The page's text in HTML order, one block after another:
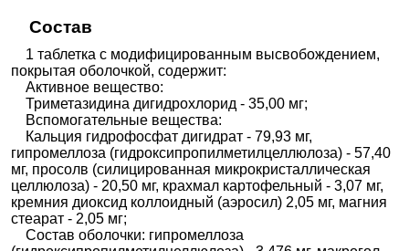
Состав
1 таблетка с модифицированным высвобождением,
покрытая оболочкой, содержит:
Активное вещество:
Триметазидина дигидрохлорид - 35,00 мг;
Вспомогательные вещества:
Кальция гидрофосфат дигидрат - 79,93 мг,
гипромеллоза (гидроксипропилметилцеллюлоза) - 57,40
мг, просолв (силицированная микрокристаллическая
целлюлоза) - 20,50 мг, крахмал картофельный - 3,07 мг,
кремния диоксид коллоидный (аэросил) 2,05 мг, магния
стеарат - 2,05 мг;
Состав оболочки: гипромеллоза